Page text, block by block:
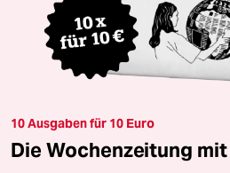
10 Ausgaben für 10 Euro
Die Wochenzeitung